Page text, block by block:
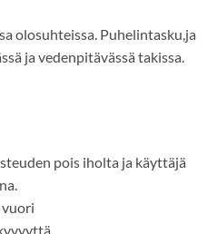
olosuhteissa. Puhelintasku,ja
ja vedenpitävässä takissa.
pois iholta ja käyttäjä